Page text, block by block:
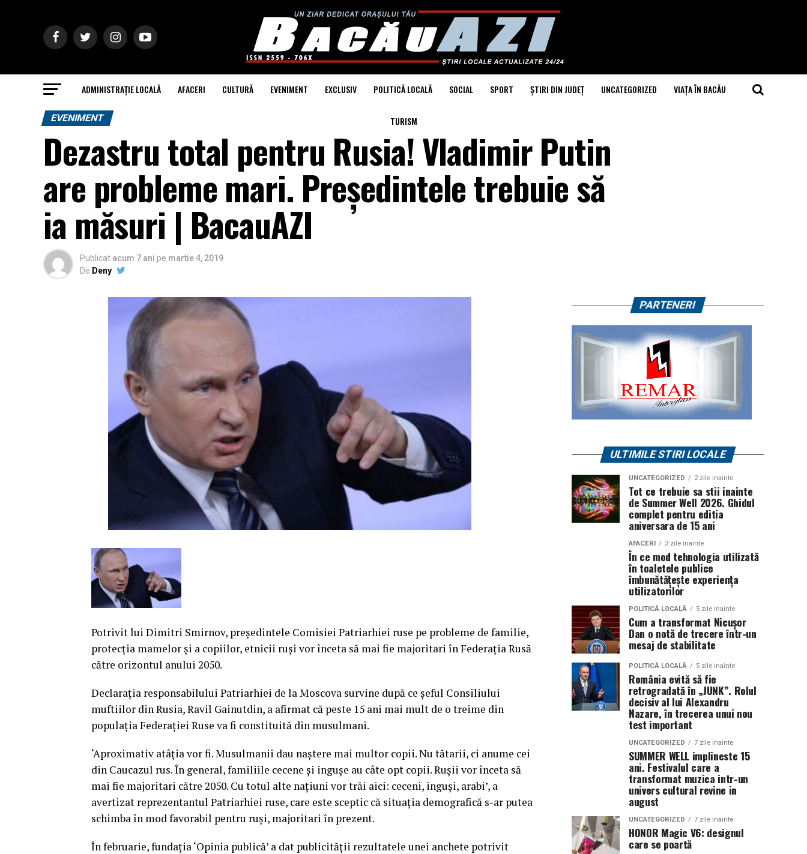
ADMINISTRAȚIE LOCALĂ AFACERI CULTURĂ EVENIMENT EXCLUSIV POLITICĂ LOCALĂ SOCIAL SPORT ȘTIRI DIN JUDEȚ UNCATEGORIZED VIAȚA ÎN BACĂU
TURISM
EVENIMENT
Dezastru total pentru Rusia! Vladimir Putin
are probleme mari. Președintele trebuie să
ia măsuri | BacauAZI
Publicat acum 7 ani pe martie 4, 2019
De Deny
Potrivit lui Dimitri Smirnov, preşedintele Comisiei Patriarhiei ruse pe probleme de familie,
protecţia mamelor şi a copiilor, etnicii ruşi vor înceta să mai fie majoritari în Federaţia Rusă
către orizontul anului 2050.
Declaraţia responsabilului Patriarhiei de la Moscova survine după ce şeful Consiliului
muftiilor din Rusia, Ravil Gainutdin, a afirmat că peste 15 ani mai mult de o treime din
populaţia Federaţiei Ruse va fi constituită din musulmani.
‘Aproximativ atâţia vor fi. Musulmanii dau naştere mai multor copii. Nu tătarii, ci anume cei
din Caucazul rus. În general, familiile cecene şi inguşe au câte opt copii. Ruşii vor înceta să
mai fie majoritari către 2050. Cu totul alte naţiuni vor trăi aici: ceceni, inguşi, arabi’, a
avertizat reprezentantul Patriarhiei ruse, care este sceptic că situaţia demografică s-ar putea
schimba în mod favorabil pentru ruşi, majoritari în prezent.
În februarie, fundaţia ‘Opinia publică’ a dat publicităţii rezultatele unei anchete potrivit
PARTENERI
ULTIMILE STIRI LOCALE
UNCATEGORIZED 2 zile inainte
Tot ce trebuie sa stii inainte
de Summer Well 2026. Ghidul
complet pentru editia
aniversara de 15 ani
AFACERI 3 zile inainte
În ce mod tehnologia utilizată
în toaletele publice
îmbunătățește experiența
utilizatorilor
POLITICĂ LOCALĂ 5 zile inainte
Cum a transformat Nicușor
Dan o notă de trecere într-un
mesaj de stabilitate
POLITICĂ LOCALĂ 5 zile inainte
România evită să fie
retrogradată în „JUNK”. Rolul
decisiv al lui Alexandru
Nazare, în trecerea unui nou
test important
UNCATEGORIZED 7 zile inainte
SUMMER WELL implineste 15
ani. Festivalul care a
transformat muzica intr-un
univers cultural revine in
august
UNCATEGORIZED 7 zile inainte
HONOR Magic V6: designul
care se poartă